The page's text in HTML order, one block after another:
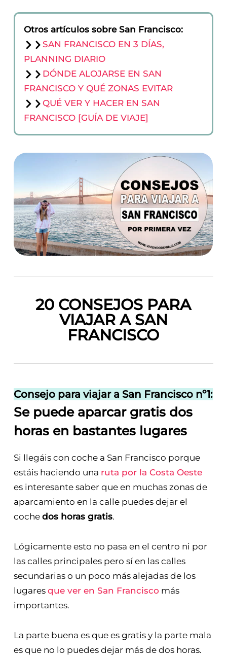
Otros artículos sobre San Francisco:
SAN FRANCISCO EN 3 DÍAS,
PLANNING DIARIO
DÓNDE ALOJARSE EN SAN
FRANCISCO Y QUÉ ZONAS EVITAR
QUÉ VER Y HACER EN SAN
FRANCISCO [GUÍA DE VIAJE]
20 CONSEJOS PARA
VIAJAR A SAN
FRANCISCO
Consejo para viajar a San Francisco nº1:
Se puede aparcar gratis dos
horas en bastantes lugares
Si llegáis con coche a San Francisco porque
estáis haciendo una ruta por la Costa Oeste
es interesante saber que en muchas zonas de
aparcamiento en la calle puedes dejar el
coche dos horas gratis.
Lógicamente esto no pasa en el centro ni por
las calles principales pero sí en las calles
secundarias o un poco más alejadas de los
lugares que ver en San Francisco más
importantes.
La parte buena es que es gratis y la parte mala
es que no lo puedes dejar más de dos horas.